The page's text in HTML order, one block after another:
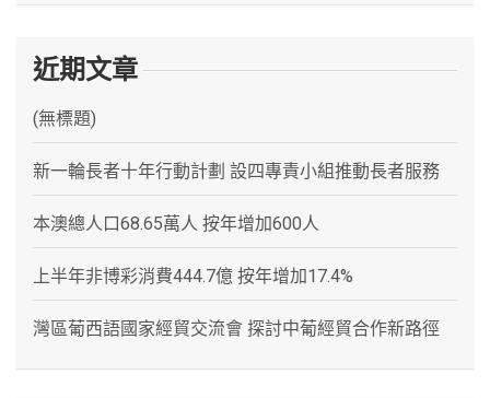
近期文章
(無標題)
新一輪長者十年行動計劃 設四專責小組推動長者服務
本澳總人口68.65萬人 按年增加600人
上半年非博彩消費444.7億 按年增加17.4%
灣區葡西語國家經貿交流會 探討中葡經貿合作新路徑